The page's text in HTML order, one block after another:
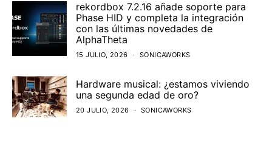
rekordbox 7.2.16 añade soporte para
Phase HID y completa la integración
con las últimas novedades de
AlphaTheta
15 JULIO, 2026 SONICAWORKS
Hardware musical: ¿estamos viviendo
una segunda edad de oro?
20 JULIO, 2026 SONICAWORKS